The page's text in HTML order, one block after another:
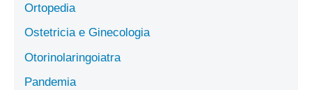
Ortopedia
Ostetricia e Ginecologia
Otorinolaringoiatra
Pandemia